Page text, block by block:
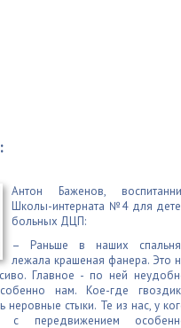
Антон Баженов,
Школы-интерната №4 для
больных ДЦП:
– Раньше в наших
лежала крашеная фанера. Это
Главное - по ней
нам. Кое-где
неровные стыки. Те из нас, у
с передвижением